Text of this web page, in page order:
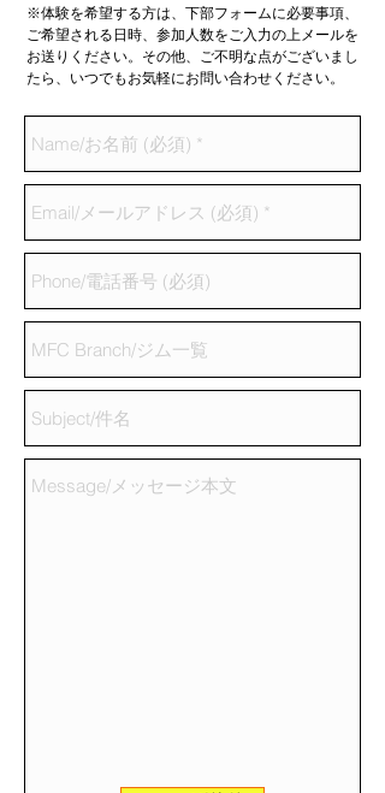
※体験を希望する方は、下部フォームに必要事項、
ご希望される日時、参加人数をご入力の上メールを
お送りください。その他、ご不明な点がございまし
たら、いつでもお気軽にお問い合わせください。